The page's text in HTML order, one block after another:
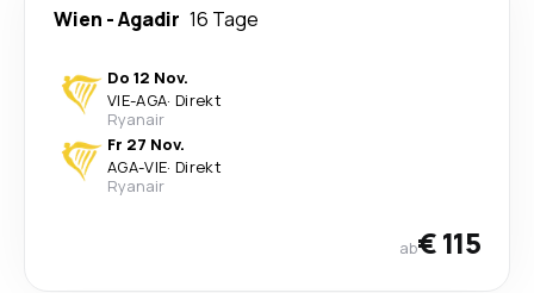
Wien -Agadir 16 Tage
Do 12 Nov.
VIE-AGA· Direkt
Ryanair
Fr 27 Nov.
AGA-VIE· Direkt
Ryanair
ab€ 115